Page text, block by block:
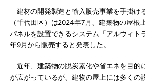
建材の開発製造と輸入販売事業を手掛け
（千代田区）は2024年7月、建築物の屋根
パネルを設置できるシステム「アルウィト
年9月から販売すると発表した。
近年、建築物の脱炭素化や省エネを目的
が広がっているが、建物の屋上には多くの